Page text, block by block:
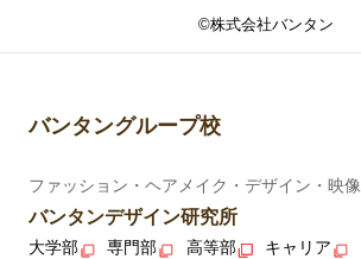
©株式会社バンタン
バンタングループ校
ファッション・ヘアメイク・デザイン・映像
バンタンデザイン研究所
大学部 専門部 高等部 キャリア